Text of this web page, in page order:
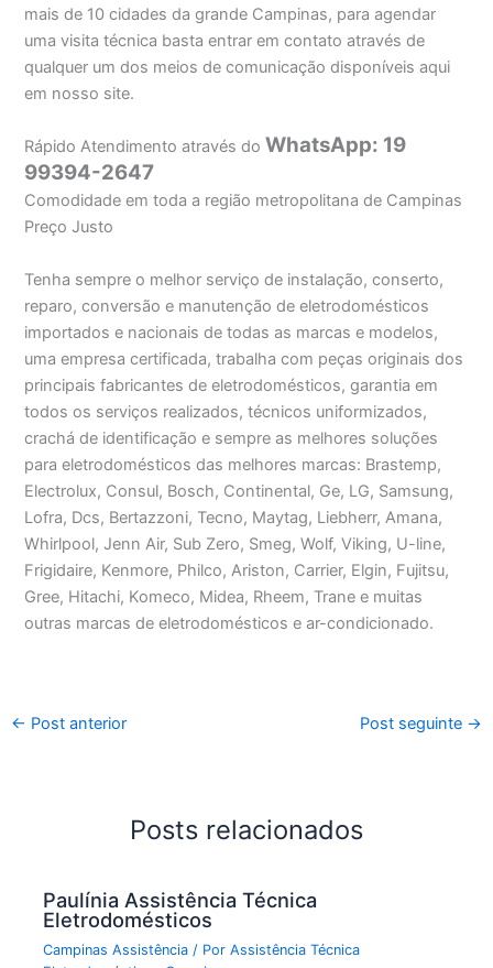
mais de 10 cidades da grande Campinas, para agendar
uma visita técnica basta entrar em contato através de
qualquer um dos meios de comunicação disponíveis aqui
em nosso site.
Rápido Atendimento através do WhatsApp: 19
99394-2647
Comodidade em toda a região metropolitana de Campinas
Preço Justo
Tenha sempre o melhor serviço de instalação, conserto,
reparo, conversão e manutenção de eletrodomésticos
importados e nacionais de todas as marcas e modelos,
uma empresa certificada, trabalha com peças originais dos
principais fabricantes de eletrodomésticos, garantia em
todos os serviços realizados, técnicos uniformizados,
crachá de identificação e sempre as melhores soluções
para eletrodomésticos das melhores marcas: Brastemp,
Electrolux, Consul, Bosch, Continental, Ge, LG, Samsung,
Lofra, Dcs, Bertazzoni, Tecno, Maytag, Liebherr, Amana,
Whirlpool, Jenn Air, Sub Zero, Smeg, Wolf, Viking, U-line,
Frigidaire, Kenmore, Philco, Ariston, Carrier, Elgin, Fujitsu,
Gree, Hitachi, Komeco, Midea, Rheem, Trane e muitas
outras marcas de eletrodomésticos e ar-condicionado.
← Post anterior Post seguinte →
Posts relacionados
Paulínia Assistência Técnica
Eletrodomésticos
Campinas Assistência / PorAssistência Técnica